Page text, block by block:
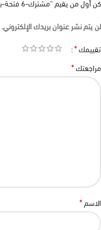
كن أول من يقيم “مشترك-6 فتحة-بالارضي والمفتاح-بسلك طوله 2 متر-اسود-باناسونيك”
لن يتم نشر عنوان بريدك الإلكتروني.
تقييمك*
مراجعتك*
الاسم*